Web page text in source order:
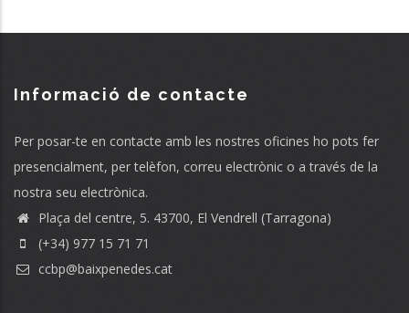
Informació de contacte
Per posar-te en contacte amb les nostres oficines ho pots fer
presencialment, per telèfon, correu electrònic o a través de la
nostra seu electrònica.
Plaça del centre, 5. 43700, El Vendrell (Tarragona)
(+34) 977 15 71 71
ccbp@baixpenedes.cat